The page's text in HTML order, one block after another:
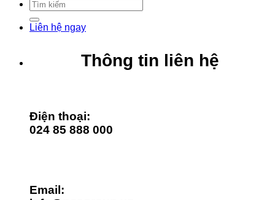
Liên hệ ngay
Thông tin liên hệ
Điện thoại:
024 85 888 000
Email: